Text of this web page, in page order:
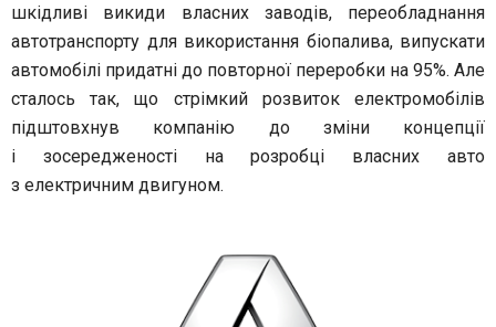
шкідливі викиди власних заводів, переобладнання
автотранспорту для використання біопалива, випускати
автомобілі придатні до повторної переробки на 95%. Але
сталось так, що стрімкий розвиток електромобілів
підштовхнув компанію до зміни концепції
і зосередженості на розробці власних авто
з електричним двигуном.